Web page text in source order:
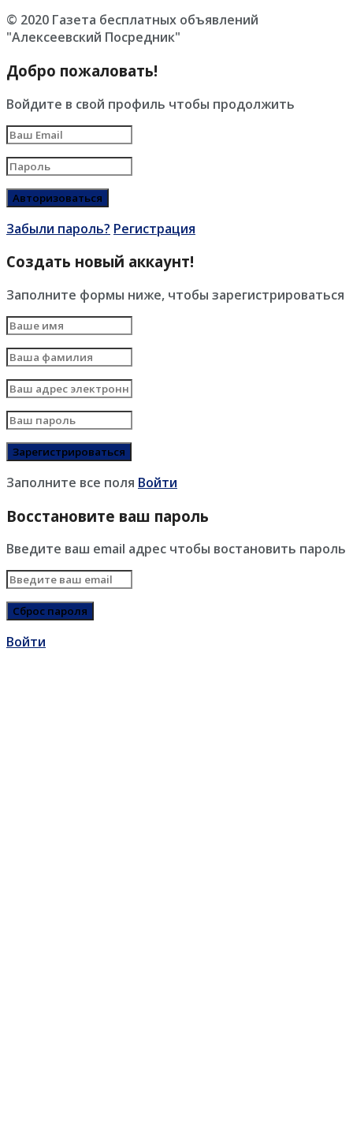
© 2020 Газета бесплатных объявлений
"Алексеевский Посредник"
Добро пожаловать!
Войдите в свой профиль чтобы продолжить
Забыли пароль? Регистрация
Создать новый аккаунт!
Заполните формы ниже, чтобы зарегистрироваться
Заполните все поля Войти
Восстановите ваш пароль
Введите ваш email адрес чтобы востановить пароль
Войти